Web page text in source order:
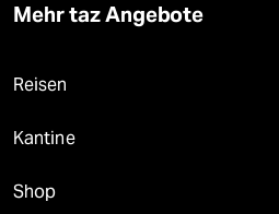
Mehr taz Angebote
Reisen
Kantine
Shop